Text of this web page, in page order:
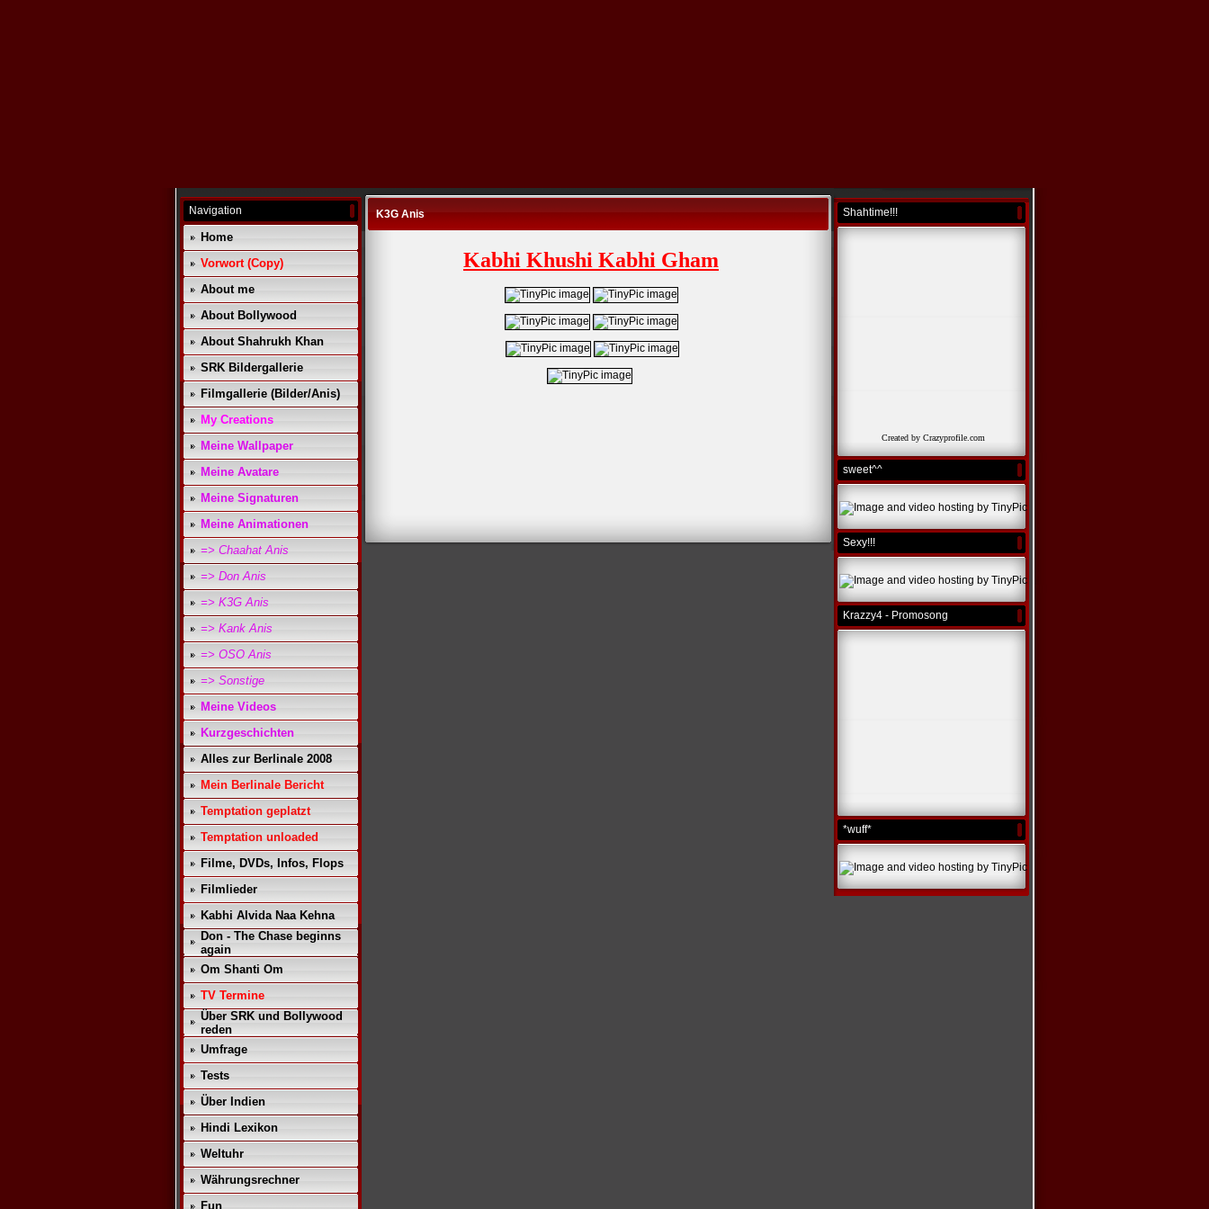
Navigation
Home
Vorwort (Copy)
About me
About Bollywood
About Shahrukh Khan
SRK Bildergallerie
Filmgallerie (Bilder/Anis)
My Creations
Meine Wallpaper
Meine Avatare
Meine Signaturen
Meine Animationen
=> Chaahat Anis
=> Don Anis
=> K3G Anis
=> Kank Anis
=> OSO Anis
=> Sonstige
Meine Videos
Kurzgeschichten
Alles zur Berlinale 2008
Mein Berlinale Bericht
Temptation geplatzt
Temptation unloaded
Filme, DVDs, Infos, Flops
Filmlieder
Kabhi Alvida Naa Kehna
Don - The Chase beginns
again
Om Shanti Om
TV Termine
Über SRK und Bollywood
reden
Umfrage
Tests
Über Indien
Hindi Lexikon
Weltuhr
Währungsrechner
Fun
K3G Anis
Kabhi Khushi Kabhi Gham
Shahtime!!!
Created by Crazyprofile.com
sweet^^
Sexy!!!
Krazzy4 - Promosong
*wuff*